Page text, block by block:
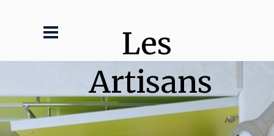
Les
Artisans